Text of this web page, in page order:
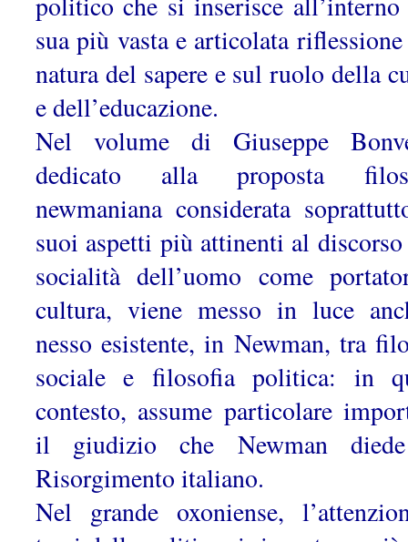
sua più vasta e articolata
natura del sapere e sul ruolo della
e dell’educazione.
Nel volume di Giuseppe
dedicato alla proposta
newmaniana considerata
suoi aspetti più attinenti al
socialità dell’uomo come
cultura, viene messo in luce
nesso esistente, in Newman, tra
sociale e filosofia politica: in
contesto, assume particolare
il giudizio che Newman
Risorgimento italiano.
Nel grande oxoniense,